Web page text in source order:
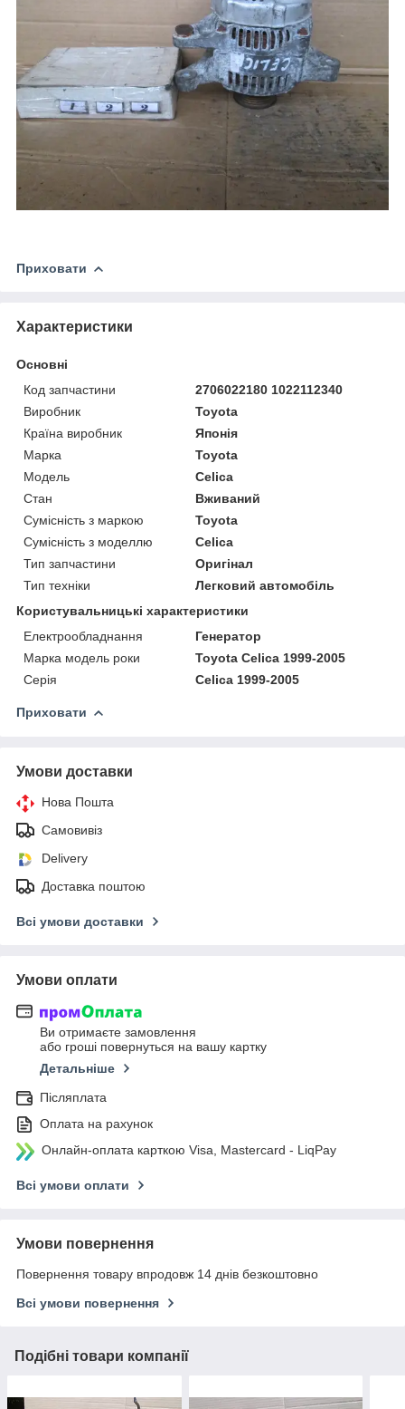
Приховати
Характеристики
Основні
Код запчастини
2706022180 1022112340
Виробник
Toyota
Країна виробник
Японія
Марка
Toyota
Модель
Celica
Стан
Вживаний
Сумісність з маркою
Toyota
Сумісність з моделлю
Celica
Тип запчастини
Оригінал
Тип техніки
Легковий автомобіль
Користувальницькі характеристики
Електрообладнання
Генератор
Марка модель роки
Toyota Celica 1999-2005
Серія
Celica 1999-2005
Приховати
Умови доставки
Нова Пошта
Самовивіз
Delivery
Доставка поштою
Всі умови доставки
Умови оплати
Ви отримаєте замовлення
або гроші повернуться на вашу картку
Детальніше
Післяплата
Оплата на рахунок
Онлайн-оплата карткою Visa, Mastercard - LiqPay
Всі умови оплати
Умови повернення
Повернення товару впродовж 14 днів безкоштовно
Всі умови повернення
Подібні товари компанії